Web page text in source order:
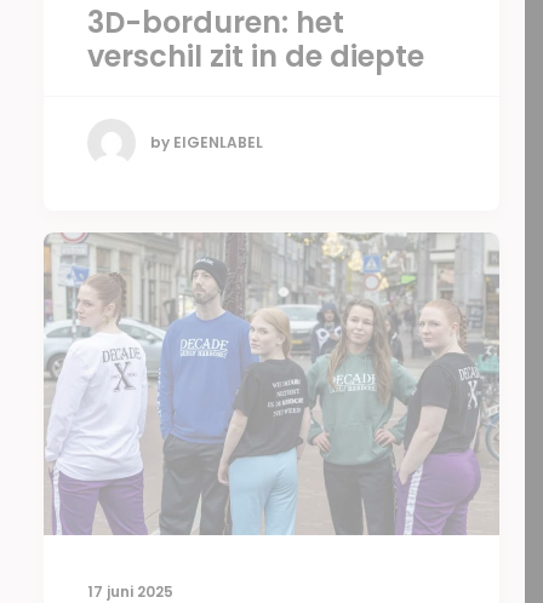
3D-borduren: het
verschil zit in de diepte
by EIGENLABEL
17 juni 2025